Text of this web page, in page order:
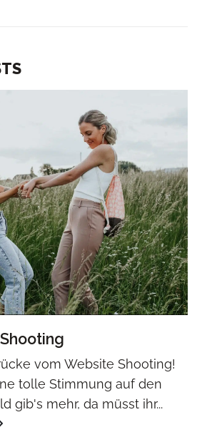
vom Website Shooting!
tolle Stimmung auf den
gib's mehr, da müsst ihr...